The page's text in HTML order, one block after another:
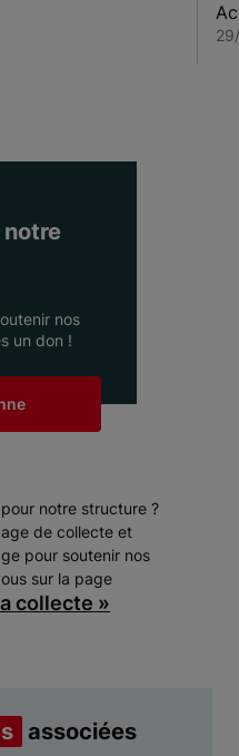
notre
nos
un don !
notre structure ?
de collecte et
pour soutenir nos
sur la page
collecte »
associées